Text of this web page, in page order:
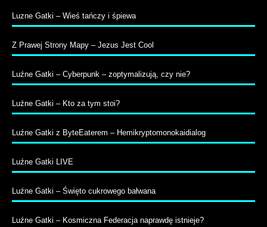
Luzne Gatki – Wieś tańczy i śpiewa
Z Prawej Strony Mapy – Jezus Jest Cool
Luźne Gatki – Cyberpunk – zoptymalizują, czy nie?
Luźne Gatki – Kto za tym stoi?
Luźne Gatki z ByteEaterem – Hemikryptomonokaidialog
Luźne Gatki LIVE
Luźne Gatki – Święto cukrowego bałwana
Luźne Gatki – Kosmiczna Federacja naprawdę istnieje?